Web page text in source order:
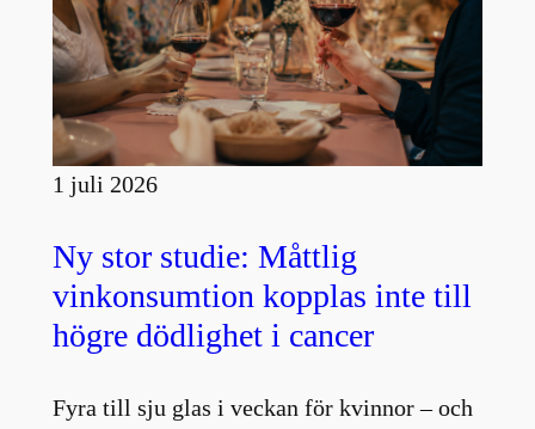
1 juli 2026
Ny stor studie: Måttlig
vinkonsumtion kopplas inte till
högre dödlighet i cancer
Fyra till sju glas i veckan för kvinnor – och